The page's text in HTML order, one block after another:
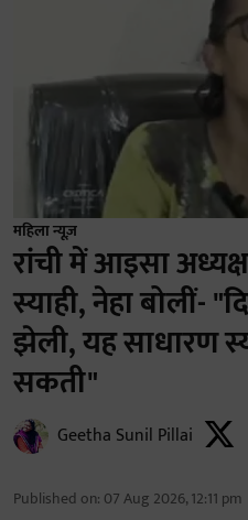
महिला न्यूज़
रांची में आइसा
स्याही, नेहा बोलीं-
झेली, यह साधारण
सकती"
Geetha Sunil Pillai
Published on: 07 Aug 2026, 12:11 pm